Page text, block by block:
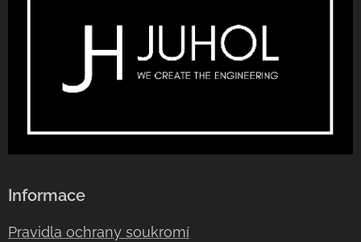
Informace
Pravidla ochrany soukromí